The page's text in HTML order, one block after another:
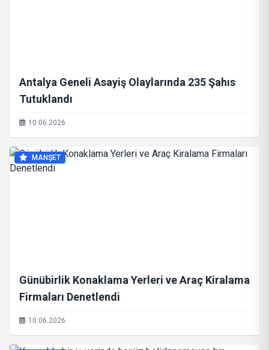
Antalya Geneli Asayiş Olaylarında 235 Şahıs
Tutuklandı
10.06.2026
MANŞET
Günübirlik Konaklama Yerleri ve Araç Kiralama
Firmaları Denetlendi
10.06.2026